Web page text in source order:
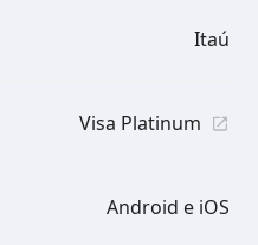
Itaú
Visa Platinum
Android e iOS